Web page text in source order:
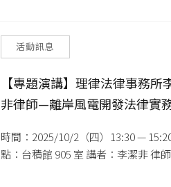
活動訊息
【專題演講】理律法律事務所
非律師—離岸風電開發法律實
時間：2025/10/2（四）13:30 —
點：台積館 905 室 講者：李潔非 律